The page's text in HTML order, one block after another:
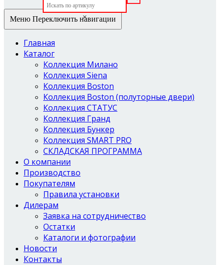
×
Меню Переключить навигации
Главная
Каталог
Коллекция Милано
Коллекция Siena
Коллекция Boston
Коллекция Boston (полуторные двери)
Коллекция СТАТУС
Коллекция Гранд
Коллекция Бункер
Коллекция SMART PRO
СКЛАДСКАЯ ПРОГРАММА
О компании
Производство
Покупателям
Правила установки
Дилерам
Заявка на сотрудничество
Остатки
Каталоги и фотографии
Новости
Контакты